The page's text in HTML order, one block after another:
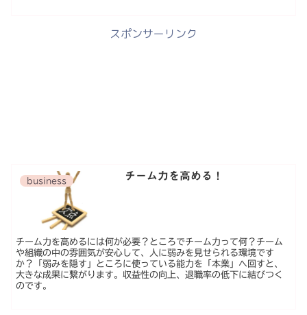
スポンサーリンク
business チーム力を高める！
チーム力を高めるには何が必要？ところでチーム力って何？チーム
や組織の中の雰囲気が安心して、人に弱みを見せられる環境です
か？「弱みを隠す」ところに使っている能力を「本業」へ回すと、
大きな成果に繋がります。収益性の向上、退職率の低下に結びつく
のです。